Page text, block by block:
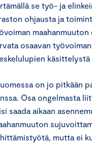
se työ- ja
ohjausta ja
osaavan
käsittelystä
on jo pitkään
Osa ongelmasta
saada aikaan
mutta ei